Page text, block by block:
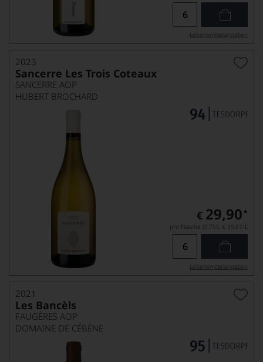
Lebensmittel­angaben
2023
Sancerre Les Trois Coteaux
SANCERRE AOP
HUBERT BROCHARD
€ 29,90 *
pro Flasche (0.75l), € 39,87/L
Lebensmittel­angaben
2021
Les Bancèls
FAUGÈRES AOP
DOMAINE DE CÉBÈNE